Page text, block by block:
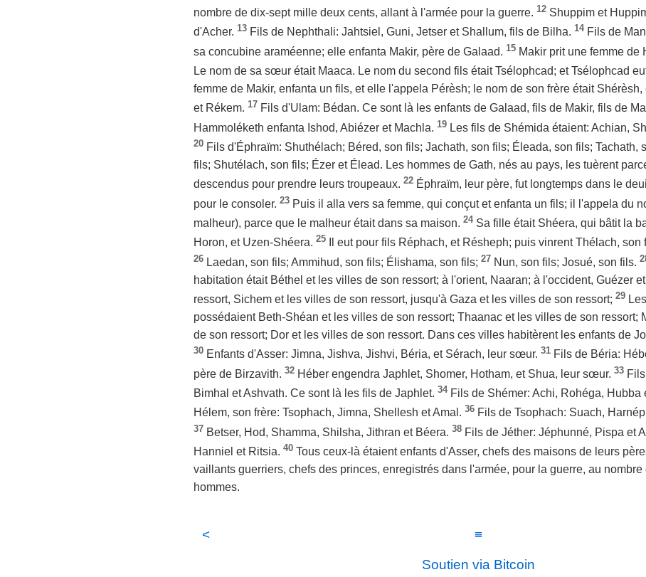
nombre de dix-sept mille deux cents, allant à l'armée pour la guerre. 12 Shuppim et
d'Acher. 13 Fils de Nephthali: Jahtsiel, Guni, Jetser et Shallum, fils de Bilha. 14 Fils de
sa concubine araméenne; elle enfanta Makir, père de Galaad. 15 Makir prit une femme de
Le nom de sa sœur était Maaca. Le nom du second fils était Tsélophcad; et Tsélophcad
femme de Makir, enfanta un fils, et elle l'appela Pérèsh; le nom de son frère était
et Rékem. 17 Fils d'Ulam: Bédan. Ce sont là les enfants de Galaad, fils de Makir, fils de
Hammoléketh enfanta Ishod, Abiézer et Machla. 19 Les fils de Shémida étaient: Achian,
20 Fils d'Éphraïm: Shuthélach; Béred, son fils; Jachath, son fils; Éleada, son fils; Tachath,
fils; Shutélach, son fils; Ézer et Élead. Les hommes de Gath, nés au pays, les tuèrent
descendus pour prendre leurs troupeaux. 22 Éphraïm, leur père, fut longtemps dans le
pour le consoler. 23 Puis il alla vers sa femme, qui conçut et enfanta un fils; il l'appela du
malheur), parce que le malheur était dans sa maison. 24 Sa fille était Shéera, qui bâtit la
Horon, et Uzen-Shéera. 25 Il eut pour fils Réphach, et Résheph; puis vinrent Thélach, son
26 Laedan, son fils; Ammihud, son fils; Élishama, son fils; 27 Nun, son fils; Josué, son fils.
habitation était Béthel et les villes de son ressort; à l'orient, Naaran; à l'occident, Guézer
ressort, Sichem et les villes de son ressort, jusqu'à Gaza et les villes de son ressort; 29
possédaient Beth-Shéan et les villes de son ressort; Thaanac et les villes de son ressort;
de son ressort; Dor et les villes de son ressort. Dans ces villes habitèrent les enfants de
30 Enfants d'Asser: Jimna, Jishva, Jishvi, Béria, et Sérach, leur sœur. 31 Fils de Béria:
père de Birzavith. 32 Héber engendra Japhlet, Shomer, Hotham, et Shua, leur sœur. 33
Bimhal et Ashvath. Ce sont là les fils de Japhlet. 34 Fils de Shémer: Achi, Rohéga, Hubba
Hélem, son frère: Tsophach, Jimna, Shellesh et Amal. 36 Fils de Tsophach: Suach,
37 Betser, Hod, Shamma, Shilsha, Jithran et Béera. 38 Fils de Jéther: Jéphunné, Pispa et
Hanniel et Ritsia. 40 Tous ceux-là étaient enfants d'Asser, chefs des maisons de leurs
vaillants guerriers, chefs des princes, enregistrés dans l'armée, pour la guerre, au
hommes.
< ≡
Soutien via Bitcoin